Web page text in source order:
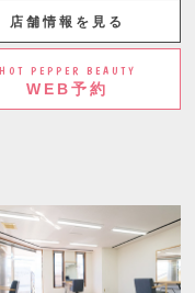
店舗情報を見る
HOT PEPPER BEAUTY
WEB予約